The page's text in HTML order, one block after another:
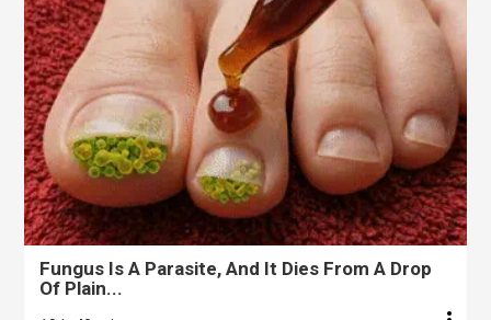
Fungus Is A Parasite, And It Dies From A Drop
Of Plain...